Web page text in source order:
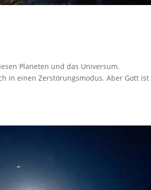
Planeten und das Universum.
in einen Zerstörungsmodus. Aber Gott ist